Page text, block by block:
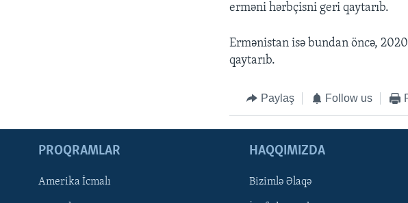
erməni hərbçisni geri qaytarıb.
Ermənistan isə bundan öncə,
qaytarıb.
Paylaş Follow us
PROQRAMLAR
Amerika İcmalı
HAQQIMIZDA
Bizimlə Əlaqə